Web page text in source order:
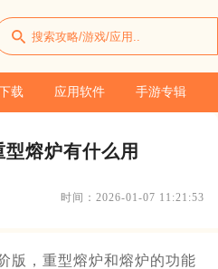
载 应用软件 手游专辑
熔炉有什么用
时间：2026-01-07 11:21:53
版，重型熔炉和熔炉的功能